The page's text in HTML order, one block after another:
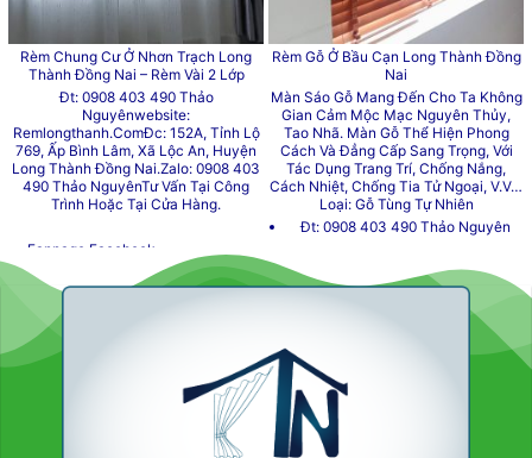
Rèm Chung Cư Ở Nhơn Trạch Long
Thành Đồng Nai – Rèm Vài 2 Lớp
Đt: 0908 403 490 Thảo
Nguyênwebsite:
Remlongthanh.comĐc: 152A, Tỉnh Lộ
769, Ấp Bình Lâm, Xã Lộc An, Huyện
Long Thành Đồng Nai.Zalo: 0908 403
490 Thảo NguyênTư Vấn Tại Công
Trình Hoặc Tại Cửa Hàng.
Fanpage Facebook
Www.remlongthanh.com
Sản Phẩm Đã Thi Công
Sản Phẩm Theo Cataloge
Mẫu Màn Sáo Theo Cataloge
Rèm Gỗ Ở Bầu Cạn Long Thành Đồng
Nai
Màn Sáo Gỗ Mang Đến Cho Ta Không
Gian Cảm Mộc Mạc Nguyên Thủy,
Tao Nhã. Màn Gỗ Thể Hiện Phong
Cách Và Đẳng Cấp Sang Trọng, Với
Tác Dụng Trang Trí, Chống Nắng,
Cách Nhiệt, Chống Tia Tử Ngoại, V.v…
Loại: Gỗ Tùng Tự Nhiên
Đt: 0908 403 490 Thảo Nguyên
Đc: 152A, Tỉnh Lộ 769, Ấp Bình
Lâm, Xã Lộc An, Huyện Long
Zalo: 0908 403 490 Thảo Nguyên
Tư Vấn Tại Công Trình Hoặc Tại
Fanpage Facebook
Www.remlongthanh.com